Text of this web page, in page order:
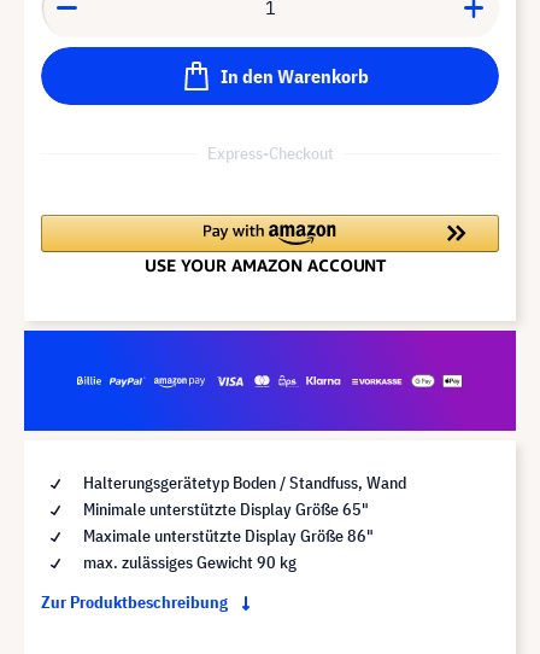
In den Warenkorb
Express-Checkout
Halterungsgerätetyp Boden / Standfuss, Wand
Minimale unterstützte Display Größe 65"
Maximale unterstützte Display Größe 86"
max. zulässiges Gewicht 90 kg
Zur Produktbeschreibung